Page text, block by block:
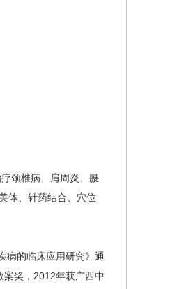
颈椎病、肩周炎、腰
体、针药结合、穴位
病的临床应用研究》通
奖，2012年获广西中